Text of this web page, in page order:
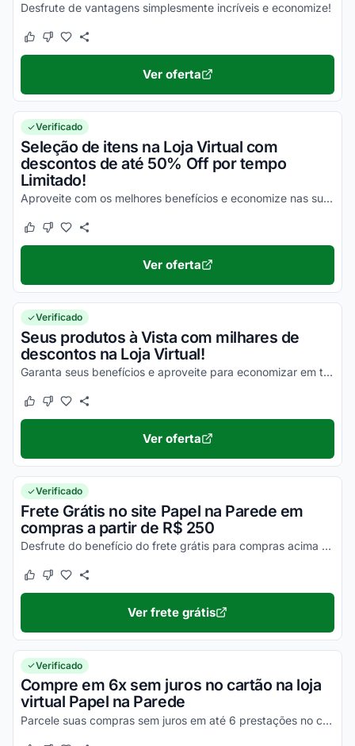
Desfrute de vantagens simplesmente incríveis e economize!
Este cupom funcionou
Este cupom não funcionou
Ver oferta
Verificado
Seleção de itens na Loja Virtual com
descontos de até 50% Off por tempo
Limitado!
Aproveite com os melhores benefícios e economize nas suas compras de uma maneira incrível!
Este cupom funcionou
Este cupom não funcionou
Ver oferta
Verificado
Seus produtos à Vista com milhares de
descontos na Loja Virtual!
Garanta seus benefícios e aproveite para economizar em todas as suas compras online ainda hoje!
Este cupom funcionou
Este cupom não funcionou
Ver oferta
Verificado
Frete Grátis no site Papel na Parede em
compras a partir de R$ 250
Desfrute do benefício do frete grátis para compras acima de R$ 250 na loja virtual Papel na Parede
Este cupom funcionou
Este cupom não funcionou
Ver frete grátis
Verificado
Compre em 6x sem juros no cartão na loja
virtual Papel na Parede
Parcele suas compras sem juros em até 6 prestações no cartão de crédito na loja Papel na Parede. Confira!